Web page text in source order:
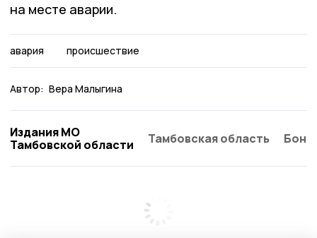
на месте аварии.
авария происшествие
Автор: Вера Малыгина
Издания МО
Тамбовской области
Тамбовская область